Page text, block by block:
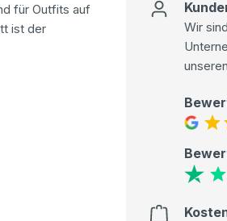
für Outfits auf
ist der
Wir